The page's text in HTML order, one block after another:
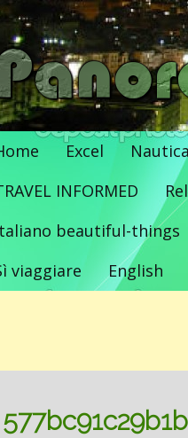
Excel
INFORMED
beautiful-things
viaggiare
English